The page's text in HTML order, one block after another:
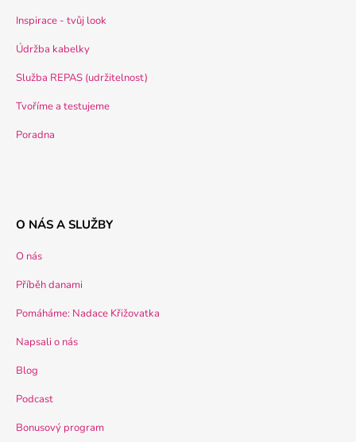
Inspirace - tvůj look
Údržba kabelky
Služba REPAS (udržitelnost)
Tvoříme a testujeme
Poradna
O NÁS A SLUŽBY
O nás
Příběh danami
Pomáháme: Nadace Křižovatka
Napsali o nás
Blog
Podcast
Bonusový program